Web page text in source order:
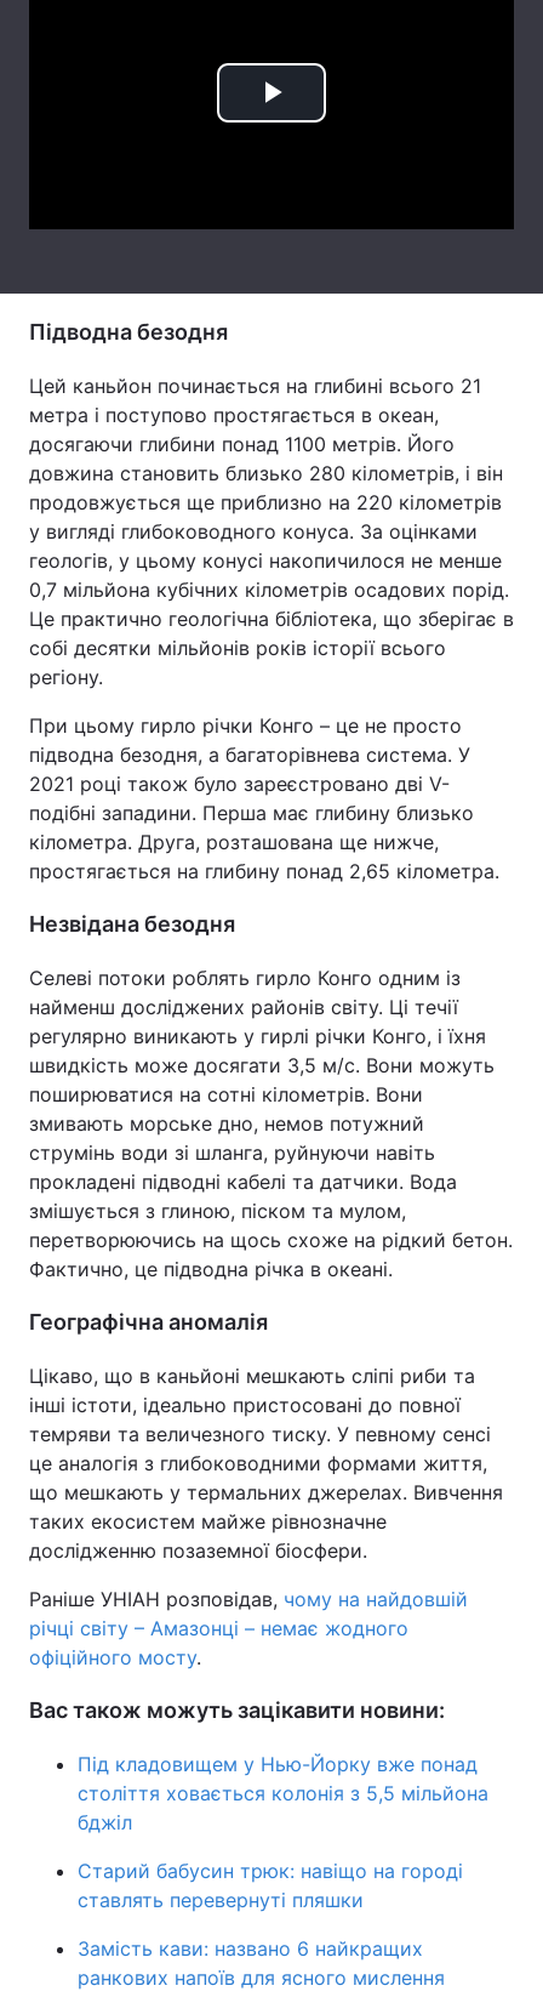
Тема оформлення
Play
Підводна безодня
Цей каньйон починається на глибині всього 21
метра і поступово простягається в океан,
досягаючи глибини понад 1100 метрів. Його
довжина становить близько 280 кілометрів, і він
продовжується ще приблизно на 220 кілометрів
у вигляді глибоководного конуса. За оцінками
геологів, у цьому конусі накопичилося не менше
0,7 мільйона кубічних кілометрів осадових порід.
Це практично геологічна бібліотека, що зберігає в
собі десятки мільйонів років історії всього
регіону.
При цьому гирло річки Конго – це не просто
підводна безодня, а багаторівнева система. У
2021 році також було зареєстровано дві V-
подібні западини. Перша має глибину близько
кілометра. Друга, розташована ще нижче,
простягається на глибину понад 2,65 кілометра.
Незвідана безодня
Селеві потоки роблять гирло Конго одним із
найменш досліджених районів світу. Ці течії
регулярно виникають у гирлі річки Конго, і їхня
швидкість може досягати 3,5 м/с. Вони можуть
поширюватися на сотні кілометрів. Вони
змивають морське дно, немов потужний
струмінь води зі шланга, руйнуючи навіть
прокладені підводні кабелі та датчики. Вода
змішується з глиною, піском та мулом,
перетворюючись на щось схоже на рідкий бетон.
Фактично, це підводна річка в океані.
Географічна аномалія
Цікаво, що в каньйоні мешкають сліпі риби та
інші істоти, ідеально пристосовані до повної
темряви та величезного тиску. У певному сенсі
це аналогія з глибоководними формами життя,
що мешкають у термальних джерелах. Вивчення
таких екосистем майже рівнозначне
дослідженню позаземної біосфери.
Раніше УНІАН розповідав, чому на найдовшій
річці світу – Амазонці – немає жодного
офіційного мосту.
Вас також можуть зацікавити новини:
Під кладовищем у Нью-Йорку вже понад
століття ховається колонія з 5,5 мільйона
бджіл
Старий бабусин трюк: навіщо на городі
ставлять перевернуті пляшки
Замість кави: названо 6 найкращих
ранкових напоїв для ясного мислення